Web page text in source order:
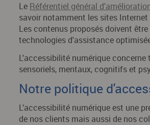
Le Référentiel général
savoir notamment les sites
Les contenus proposés doivent
technologies d'assistance
L'accessibilité numérique
sensoriels, mentaux, cognitifs et
Notre politique
L’accessibilité numérique est une
de nos clients mais aussi de nos